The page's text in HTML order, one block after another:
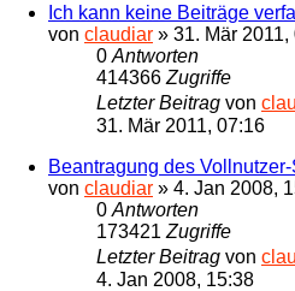
Ich kann keine Beiträge
von claudiar » 31. Mär 2011,
0 Antworten
414366 Zugriffe
Letzter Beitrag von
31. Mär 2011, 07:16
Beantragung des
von claudiar » 4. Jan 2008,
0 Antworten
173421 Zugriffe
Letzter Beitrag von
4. Jan 2008, 15:38